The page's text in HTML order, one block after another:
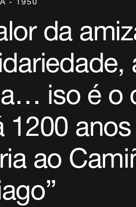
da
iso é o
1200
ao